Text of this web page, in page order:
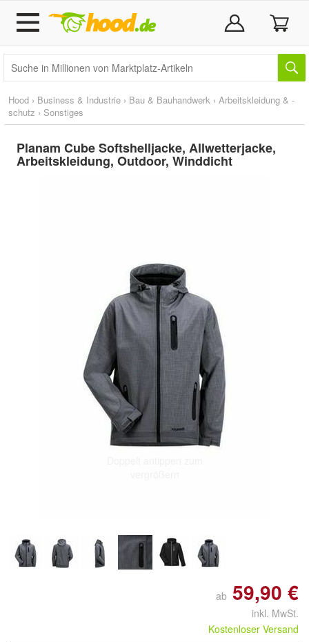
Hood › Business & Industrie › Bau & Bauhandwerk › Arbeitskleidung & -
schutz › Sonstiges
Planam Cube Softshelljacke, Allwetterjacke,
Arbeitskleidung, Outdoor, Winddicht
ab 59,90 €
inkl. MwSt.
Kostenloser Versand